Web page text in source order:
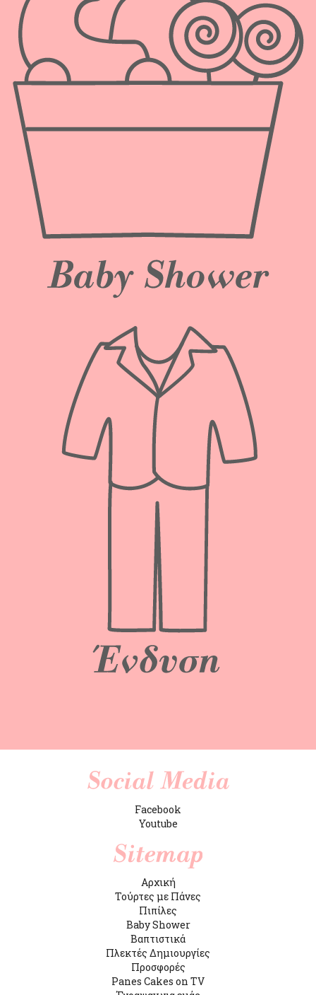
Facebook
Youtube
Αρχική
Τούρτες με Πάνες
Πιπίλες
Baby Shower
Βαπτιστικά
Πλεκτές Δημιουργίες
Προσφορές
Panes Cakes on TV